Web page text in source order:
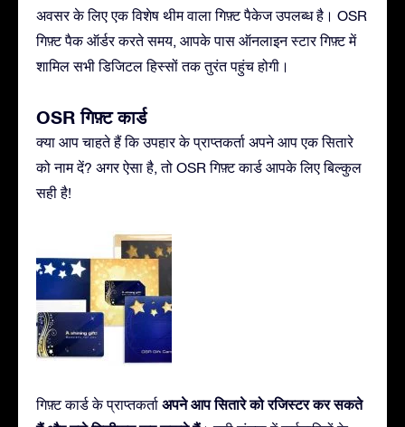
अवसर के लिए एक विशेष थीम वाला गिफ़्ट पैकेज उपलब्ध है। OSR
गिफ़्ट पैक ऑर्डर करते समय, आपके पास ऑनलाइन स्टार गिफ़्ट में
शामिल सभी डिजिटल हिस्सों तक तुरंत पहुंच होगी।
OSR गिफ़्ट कार्ड
क्या आप चाहते हैं कि उपहार के प्राप्तकर्ता अपने आप एक सितारे
को नाम दें? अगर ऐसा है, तो OSR गिफ़्ट कार्ड आपके लिए बिल्कुल
सही है!
गिफ़्ट कार्ड के प्राप्तकर्ता अपने आप सितारे को रजिस्टर कर सकते